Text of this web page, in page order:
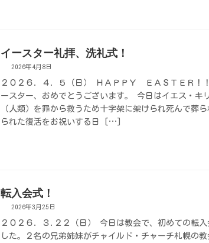
イースター礼拝、洗礼式！
2026年4月8日
２０２６．４．５（日） ＨＡＰＰＹ ＥＡＳＴＥＲ！
ースター、おめでとうございます。 今日はイエス・キ
（人類）を罪から救うため十字架に架けられ死んで葬
られた復活をお祝いする日 […]
転入会式！
2026年3月25日
２０２６. ３.２２（日） 今日は教会で、初めての転入
した。２名の兄弟姉妹がチャイルド・チャーチ札幌の